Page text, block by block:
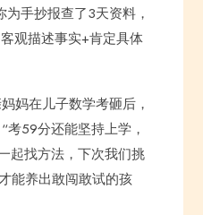
为手抄报查了3天资料，
客观描述事实+肯定具体
妈在儿子数学考砸后，
59分还能坚持上学，
起找方法，下次我们挑
能养出敢闯敢试的孩